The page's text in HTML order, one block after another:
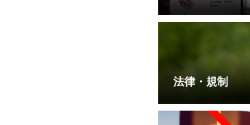
法律・規制